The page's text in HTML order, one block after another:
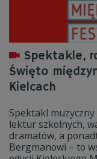
Spektakle,
Święto
Kielcach
Spektakl
lektur szkolnych,
dramatów, a
Bergmanowi – to